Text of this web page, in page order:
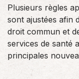
Plusieurs règles
sont ajustées afin
droit commun et
services de santé
principales